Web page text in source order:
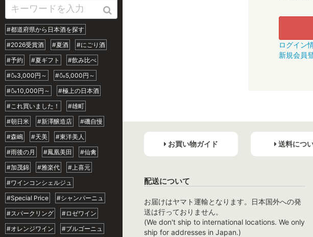
#都道府県から日本酒を探す
#2026受賞酒
#夏酒
#にごり酒
#予約
#夏ギフト
#飲み比べ
#🍶3,000円～
#🍶5,000円～
#🍶10,000円～
#極上の日本酒
#これ買いました！
#雄町
#朝日米
#新澤醸造店
#磯自慢
#森嶋
#天美
#東洋美人
#雨後の月
#鳳凰美田
#仙禽
#加茂錦
#雅楽代
#上喜元
#ワインコンシェルジュ
#Special Price
#シャンパーニュ
#スパークリング
#ロゼワイン
#オレンジワイン
#ブルゴーニュ
ログイン
新規会員
お買い物ガイド 送料につ
配送について
お届けはヤマト運輸となります。日本国外への発
送は行っておりません。
(We don't ship to international locations. We only
ship for addresses in Japan.)